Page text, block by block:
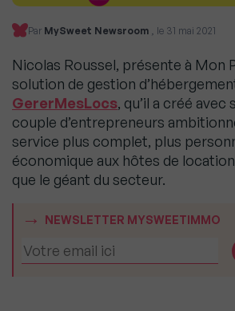
Par MySweet Newsroom , le 31 mai 2021
Nicolas Roussel, présente à Mon
solution de gestion
GererMesLocs, qu’il a créé
couple d’entrepreneurs
service plus complet, plus
économique aux hôtes de
que le géant du secteur.
NEWSLETTER MYSWEETIMMO